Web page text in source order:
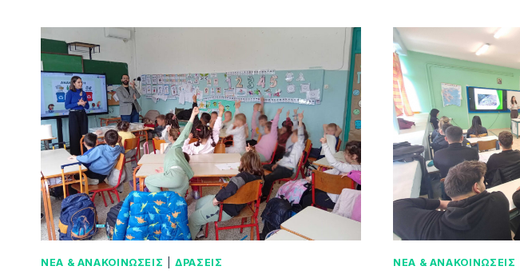
ΠΑΓΚΌΣΜΙΑ
ΗΜΈΡΑ
ΠΕΡΙΒΆΛΛΟΝΤΟΣ
ΤΟΥ
ΔΉΜΟΥ
ΡΌΔΟΥ
ΝΕΑ & ΑΝΑΚΟΙΝΩΣΕΙΣ |ΔΡΑΣΕΙΣ ΝΕΑ & ΑΝΑΚΟΙΝΩΣΕΙΣ